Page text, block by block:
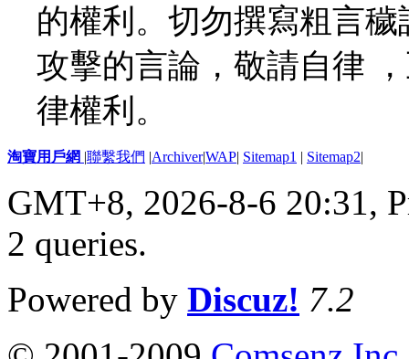
的權利。切勿撰寫粗言
攻擊的言論，敬請自律
律權利。
淘寶用戶網 |聯繫我們 |Archiver|WAP| Sitemap1 | Sitemap2|
GMT+8, 2026-8-6 20:31,
2 queries.
Powered by Discuz! 7.2